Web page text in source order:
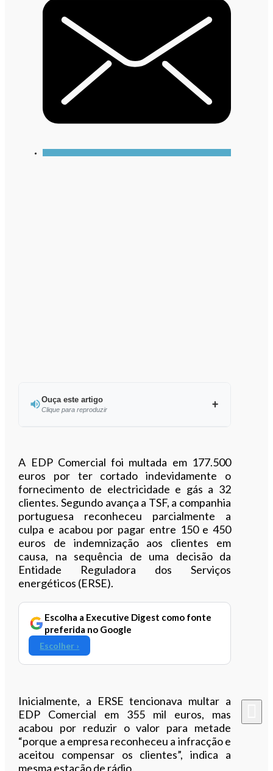
Ouça este artigo
Clique para reproduzir
A EDP Comercial foi multada em 177.500
euros por ter cortado indevidamente o
fornecimento de electricidade e gás a 32
clientes. Segundo avança a TSF, a companhia
portuguesa reconheceu parcialmente a
culpa e acabou por pagar entre 150 e 450
euros de indemnização aos clientes em
causa, na sequência de uma decisão da
Entidade Reguladora dos Serviços
energéticos (ERSE).
Escolha a Executive Digest como fonte
preferida no Google
Escolher ›
Inicialmente, a ERSE tencionava multar a
EDP Comercial em 355 mil euros, mas
acabou por reduzir o valor para metade
“porque a empresa reconheceu a infracção e
aceitou compensar os clientes”, indica a
mesma estação de rádio.